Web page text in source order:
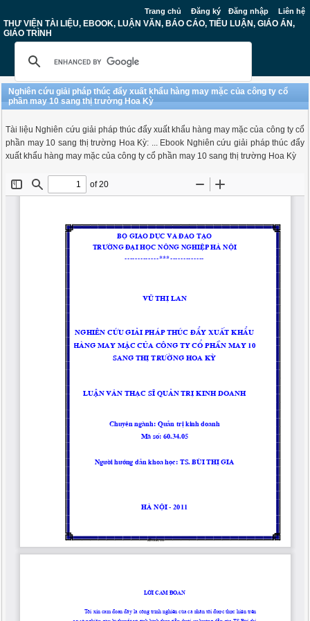
Trang chủ Đăng ký Đăng nhập Liên hệ
THƯ VIỆN TÀI LIỆU, EBOOK, LUẬN VĂN, BÁO CÁO, TIỂU LUẬN, GIÁO ÁN,
GIÁO TRÌNH
Nghiên cứu giải pháp thúc đẩy xuất khẩu hàng may mặc của công ty cổ
phần may 10 sang thị trường Hoa Kỳ
Tài liệu Nghiên cứu giải pháp thúc đẩy xuất khẩu hàng may mặc của công ty cổ
phần may 10 sang thị trường Hoa Kỳ: ... Ebook Nghiên cứu giải pháp thúc đẩy
xuất khẩu hàng may mặc của công ty cổ phần may 10 sang thị trường Hoa Kỳ